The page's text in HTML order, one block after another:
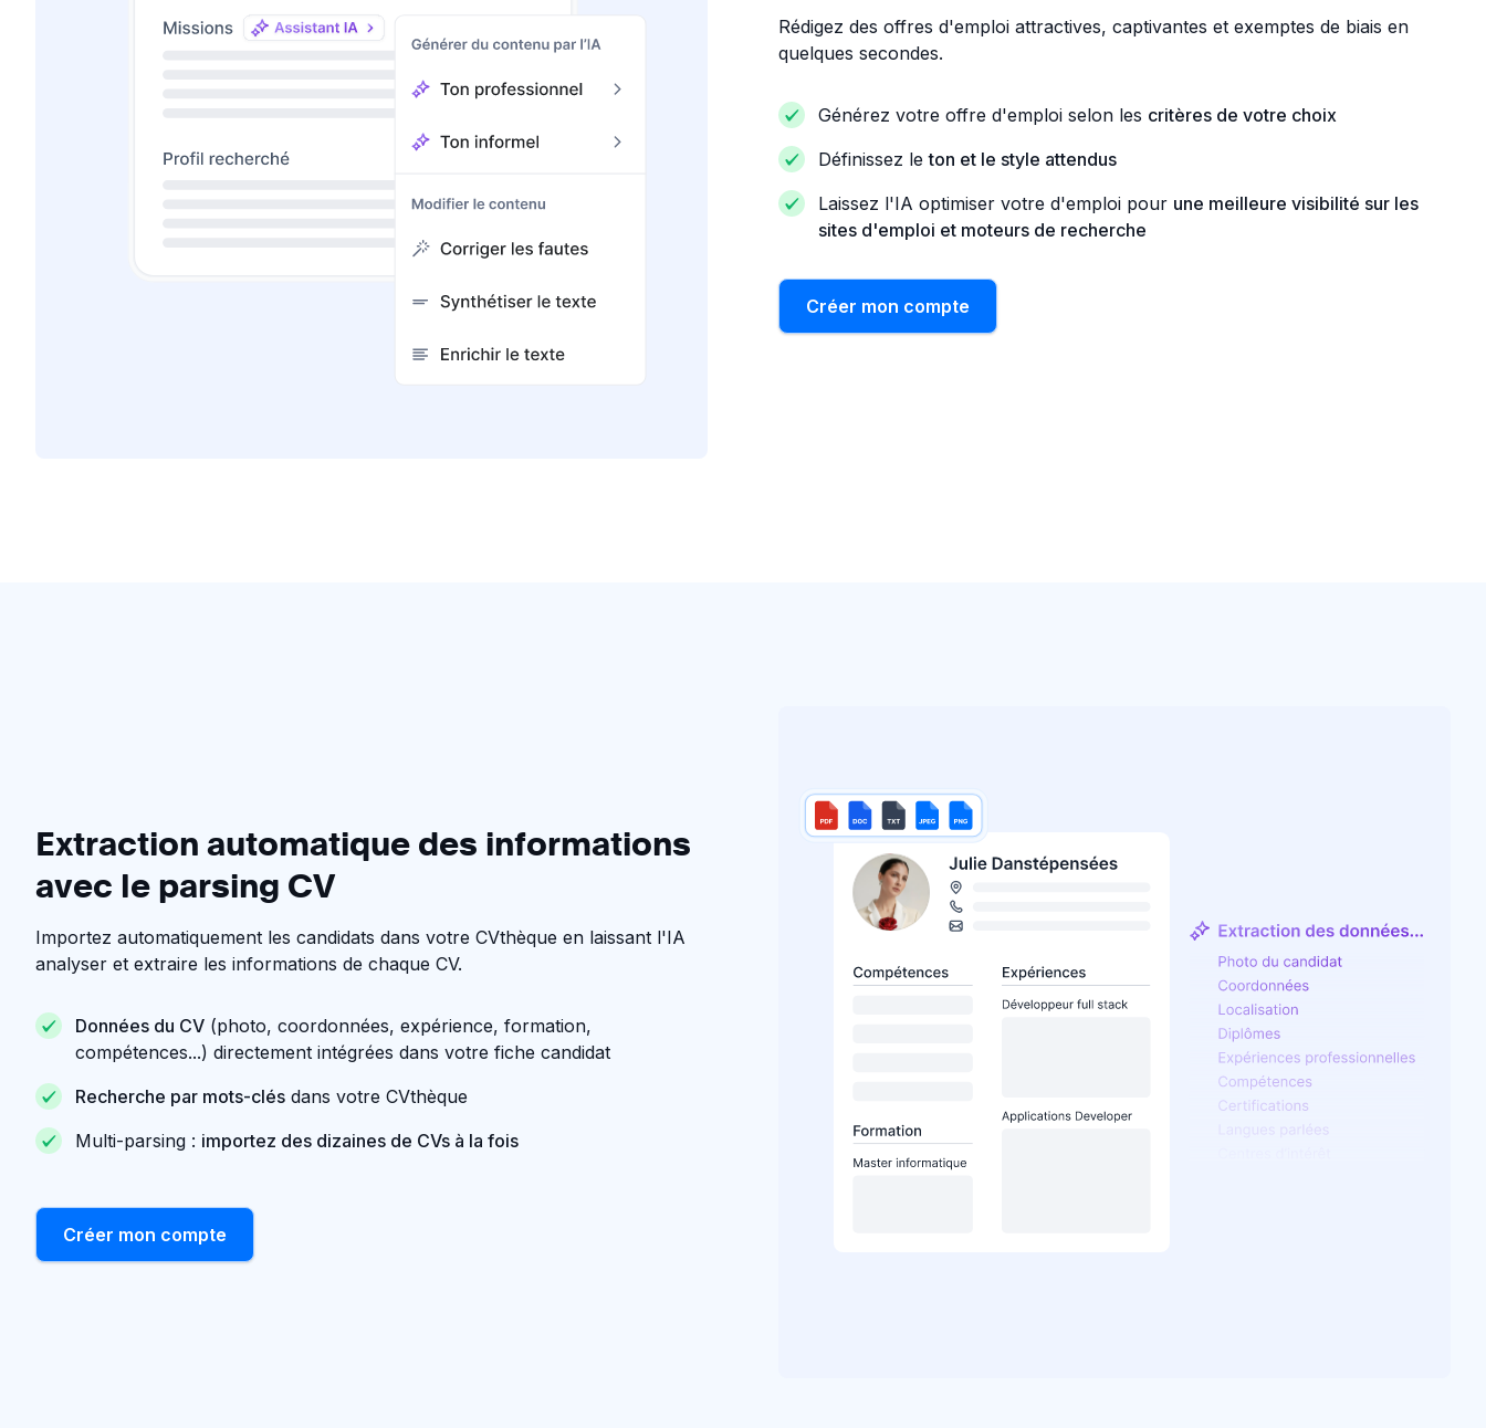
Rédigez des offres d'emploi attractives, captivantes et exemptes de biais en
quelques secondes.
Générez votre offre d'emploi selon les critères de votre choix
Définissez leton et le style attendus
Laissez l'IA optimiser votre d'emploi pour une meilleure visibilité sur les
sites d'emploi et moteurs de recherche
Créer mon compte
Extraction automatique des informations
avec le parsing CV
Importez automatiquement les candidats dans votre CVthèque en laissant l'IA
analyser et extraire les informations de chaque CV.
Données du CV (photo, coordonnées, expérience, formation,
compétences...) directement intégrées dans votre fiche candidat
Recherche par mots-clés dans votre CVthèque
Multi-parsing : importez des dizaines de CVs à la fois
Créer mon compte